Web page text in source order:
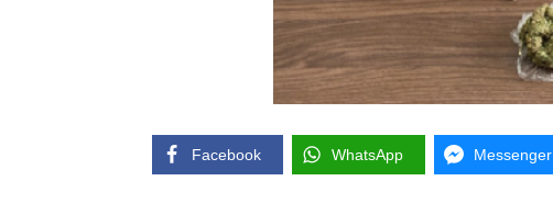
Facebook WhatsApp Messenger